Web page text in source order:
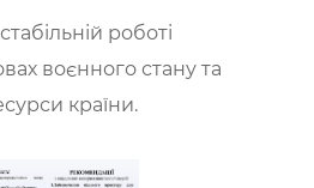
роботі
воєнного стану та
країни.